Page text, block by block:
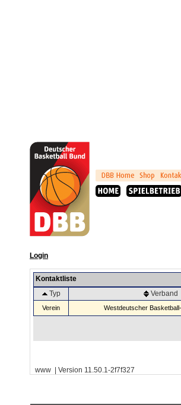
Login
Kontaktliste
Typ
Verband
Verein Westdeutscher
www | Version 11.50.1-2f7f327